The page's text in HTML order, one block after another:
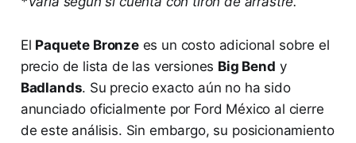
El Paquete Bronzees un costo adicional sobre el
precio de lista de las versiones Big Bend y
Badlands. Su precio exacto aún no ha sido
anunciado oficialmente por Ford México al cierre
de este análisis. Sin embargo, su posicionamiento